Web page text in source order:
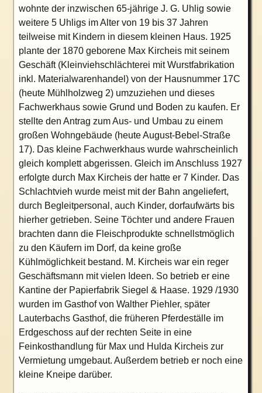
wohnte der inzwischen 65-jährige J. G. Uhlig sowie
weitere 5 Uhligs im Alter von 19 bis 37 Jahren
teilweise mit Kindern in diesem kleinen Haus. 1925
plante der 1870 geborene Max Kircheis mit seinem
Geschäft (Kleinviehschlächterei mit Wurstfabrikation
inkl. Materialwarenhandel) von der Hausnummer 17C
(heute Mühlholzweg 2) umzuziehen und dieses
Fachwerkhaus sowie Grund und Boden zu kaufen. Er
stellte den Antrag zum Aus- und Umbau zu einem
großen Wohngebäude (heute August-Bebel-Straße
17). Das kleine Fachwerkhaus wurde wahrscheinlich
gleich komplett abgerissen. Gleich im Anschluss 1927
erfolgte durch Max Kircheis der hatte er 7 Kinder. Das
Schlachtvieh wurde meist mit der Bahn angeliefert,
durch Begleitpersonal, auch Kinder, dorfaufwärts bis
hierher getrieben. Seine Töchter und andere Frauen
brachten dann die Fleischprodukte schnellstmöglich
zu den Käufern im Dorf, da keine große
Kühlmöglichkeit bestand. M. Kircheis war ein reger
Geschäftsmann mit vielen Ideen. So betrieb er eine
Kantine der Papierfabrik Siegel & Haase. 1929 /1930
wurden im Gasthof von Walther Piehler, später
Lauterbachs Gasthof, die früheren Pferdeställe im
Erdgeschoss auf der rechten Seite in eine
Feinkosthandlung für Max und Hulda Kircheis zur
Vermietung umgebaut. Außerdem betrieb er noch eine
kleine Kneipe darüber.